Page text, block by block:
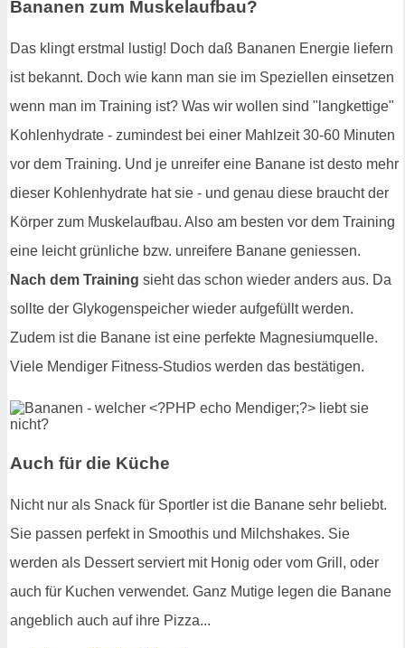
Bananen zum Muskelaufbau?
Das klingt erstmal lustig! Doch daß Bananen Energie liefern
ist bekannt. Doch wie kann man sie im Speziellen einsetzen
wenn man im Training ist? Was wir wollen sind "langkettige"
Kohlenhydrate - zumindest bei einer Mahlzeit 30-60 Minuten
vor dem Training. Und je unreifer eine Banane ist desto mehr
dieser Kohlenhydrate hat sie - und genau diese braucht der
Körper zum Muskelaufbau. Also am besten vor dem Training
eine leicht grünliche bzw. unreifere Banane geniessen.
Nach dem Training sieht das schon wieder anders aus. Da
sollte der Glykogenspeicher wieder aufgefüllt werden.
Zudem ist die Banane ist eine perfekte Magnesiumquelle.
Viele Mendiger Fitness-Studios werden das bestätigen.
Auch für die Küche
Nicht nur als Snack für Sportler ist die Banane sehr beliebt.
Sie passen perfekt in Smoothis und Milchshakes. Sie
werden als Dessert serviert mit Honig oder vom Grill, oder
auch für Kuchen verwendet. Ganz Mutige legen die Banane
angeblich auch auf ihre Pizza...